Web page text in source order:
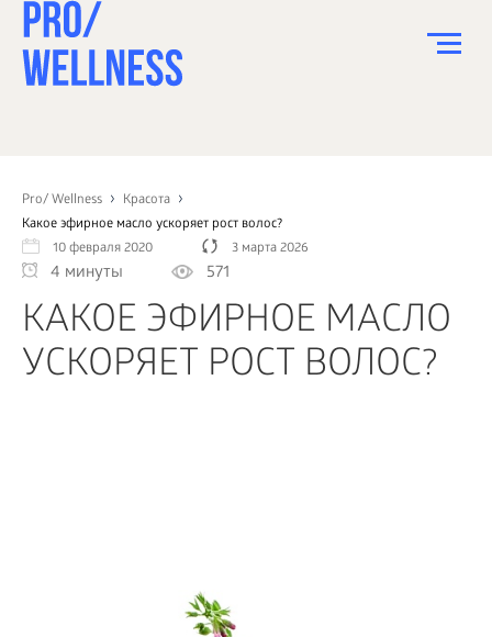
Pro/ Wellness
Красота
Какое эфирное масло ускоряет рост волос?
10 февраля 2020
3 марта 2026
4 минуты 571
КАКОЕ ЭФИРНОЕ МАСЛО
УСКОРЯЕТ РОСТ ВОЛОС?
СПОРТ
ЗДОРОВЬЕ
КРАСОТА
ПСИХОЛОГИЯ
ДЕТИ